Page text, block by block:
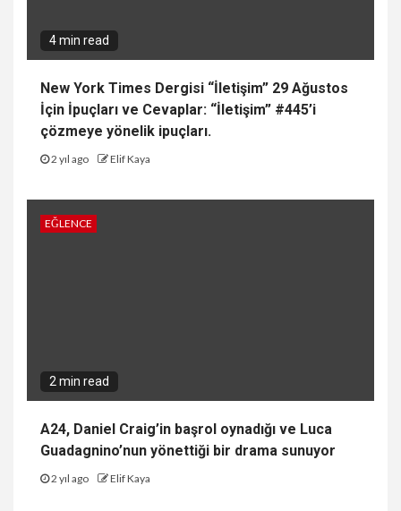
4 min read
New York Times Dergisi “İletişim” 29 Ağustos
İçin İpuçları ve Cevaplar: “İletişim” #445’i
çözmeye yönelik ipuçları.
2 yıl ago Elif Kaya
EĞLENCE
2 min read
A24, Daniel Craig’in başrol oynadığı ve Luca
Guadagnino’nun yönettiği bir drama sunuyor
2 yıl ago Elif Kaya